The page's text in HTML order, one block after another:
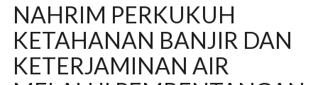
NAHRIM PERKUKUH
KETAHANAN BANJIR DAN
KETERJAMINAN AIR